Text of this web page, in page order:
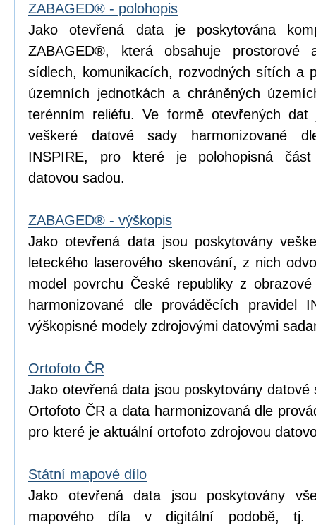
ZABAGED® - polohopis
Jako otevřená data je poskytována
ZABAGED®, která obsahuje
sídlech, komunikacích, rozvodných sítích a
územních jednotkách a chráněných
terénním reliéfu. Ve formě otevřených
veškeré datové sady harmonizované
INSPIRE, pro které je polohopisná část
datovou sadou.
ZABAGED® - výškopis
Jako otevřená data jsou poskytovány
leteckého laserového skenování, z nich
model povrchu České republiky z
harmonizované dle prováděcích pravidel
výškopisné modely zdrojovými datovými
Ortofoto ČR
Jako otevřená data jsou poskytovány
Ortofoto ČR a data harmonizovaná dle
pro které je aktuální ortofoto zdrojovou
Státní mapové dílo
Jako otevřená data jsou poskytovány
mapového díla v digitální podobě, tj.